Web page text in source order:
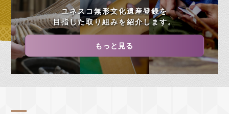
ユネスコ無形文化遺産登録を
目指した取り組みを紹介します。
もっと見る